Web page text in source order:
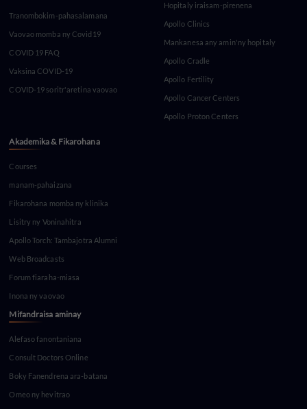
Tranombokim-pahasalamana
Vaovao momba ny Covid19
COVID 19 FAQ
Vaksina COVID-19
COVID-19 soritr'aretina vaovao
Hopitaly iraisam-pirenena
Apollo Clinics
Mankanesa any amin'ny hopitaly
Apollo Cradle
Apollo Fertility
Apollo Cancer Centers
Apollo Proton Centers
Akademika & Fikarohana
Courses
manam-pahaizana
Fikarohana momba ny klinika
Lisitry ny Voninahitra
Apollo Torch: Tambajotra Alumni
Web Broadcasts
Forum fiaraha-miasa
Inona ny vaovao
Mifandraisa aminay
Alefaso fanontaniana
Consult Doctors Online
Boky Fanendrena ara-batana
Omeo ny hevitrao